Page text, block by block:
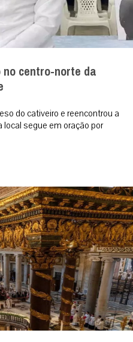
centro-norte da
do cativeiro e reencontrou a
segue em oração por